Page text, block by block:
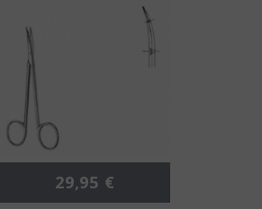
Precio
29,95 €